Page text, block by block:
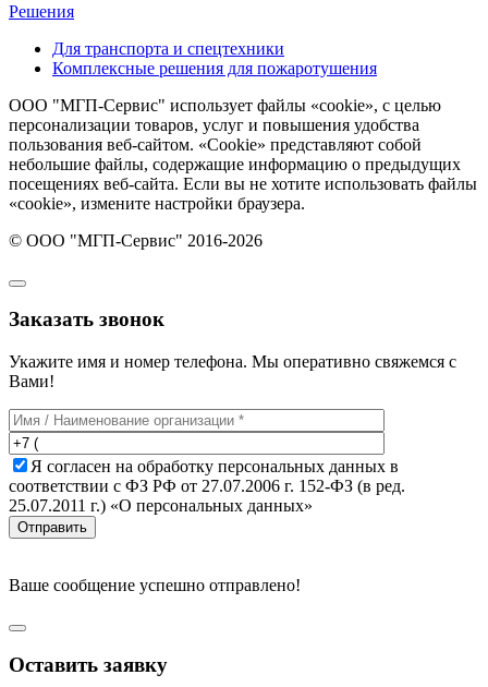
Решения
Для транспорта и спецтехники
Комплексные решения для пожаротушения
ООО "МГП-Сервис" использует файлы «cookie», с целью
персонализации товаров, услуг и повышения удобства
пользования веб-сайтом. «Cookie» представляют собой
небольшие файлы, содержащие информацию о предыдущих
посещениях веб-сайта. Если вы не хотите использовать файлы
«cookie», измените настройки браузера.
© ООО "МГП-Сервис" 2016-2026
Заказать звонок
Укажите имя и номер телефона. Мы оперативно свяжемся с
Вами!
Я согласен на обработку персональных данных в
соответствии с ФЗ РФ от 27.07.2006 г. 152-ФЗ (в ред.
25.07.2011 г.) «О персональных данных»
Отправить
Ваше сообщение успешно отправлено!
Оставить заявку